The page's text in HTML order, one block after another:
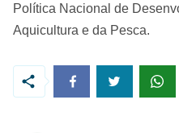
Política Nacional de
Aquicultura e da Pesca.